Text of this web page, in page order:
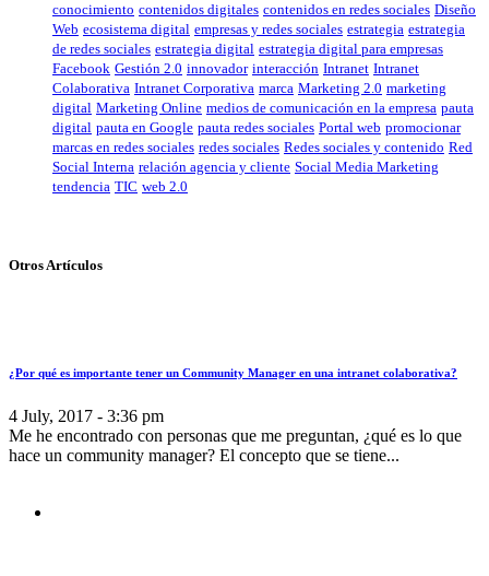
conocimiento contenidos digitales contenidos en redes sociales Diseño
Web ecosistema digital empresas y redes sociales estrategia estrategia
de redes sociales estrategia digital estrategia digital para empresas
Facebook Gestión 2.0 innovador interacción Intranet Intranet
Colaborativa Intranet Corporativa marca Marketing 2.0 marketing
digital Marketing Online medios de comunicación en la empresa pauta
digital pauta en Google pauta redes sociales Portal web promocionar
marcas en redes sociales redes sociales Redes sociales y contenido Red
Social Interna relación agencia y cliente Social Media Marketing
tendencia TIC web 2.0
Otros Artículos
¿Por qué es importante tener un Community Manager en una intranet colaborativa?
4 July, 2017 - 3:36 pm
Me he encontrado con personas que me preguntan, ¿qué es lo que
hace un community manager? El concepto que se tiene...